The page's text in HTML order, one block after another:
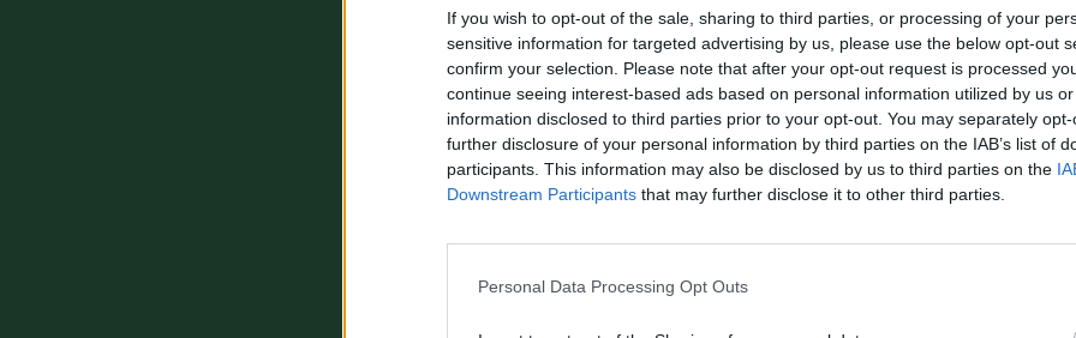
If you wish to opt-out of the sale, sharing to third parties, or processing of your
sensitive information for targeted advertising by us, please use the below opt-out
confirm your selection. Please note that after your opt-out request is processed
continue seeing interest-based ads based on personal information utilized by us
information disclosed to third parties prior to your opt-out. You may separately
further disclosure of your personal information by third parties on the IAB’s list of
participants. This information may also be disclosed by us to third parties on the
Downstream Participants that may further disclose it to other third parties.
Personal Data Processing Opt Outs
08.08 08:46 - CDS - Napoli, Gabriel
Jesus la "pazza ma concreta" idea di
mercato per l'attacco
07.08 23:35 - MERCATO - Schira: "Ajax,
interesse concreto per Noa Lang: ecco
07.08 21:45 - MERCATO - Schira: